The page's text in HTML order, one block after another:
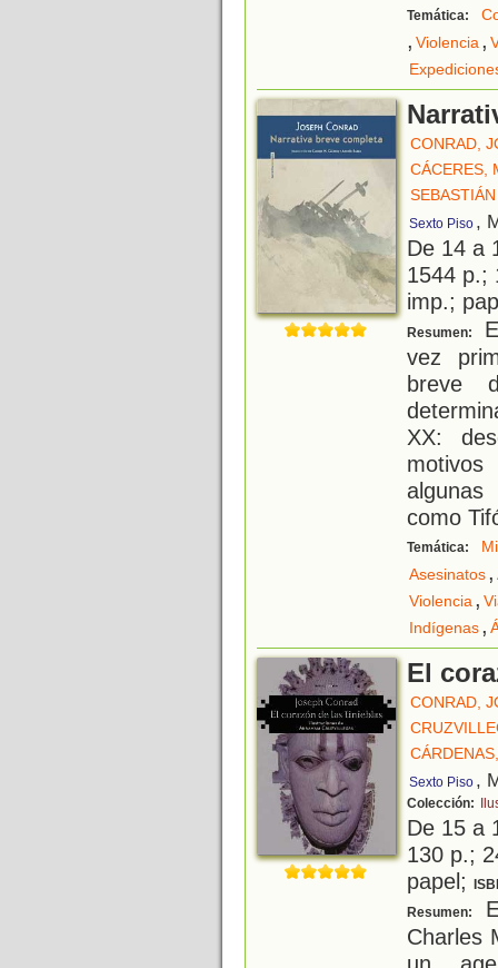
Temática:
, Violencia,
CONRAD,
CÁCERES,
Sexto Piso ,
De 14 a
1544 p.;
imp.;
Resumen:
vez
breve
XX:
como
Temática:
Asesinatos,
Violencia,
Indígenas,
El
CONRAD,
Sexto Piso ,
Colección:
De 15 a
130 p.;
papel;
Resumen:
Charles